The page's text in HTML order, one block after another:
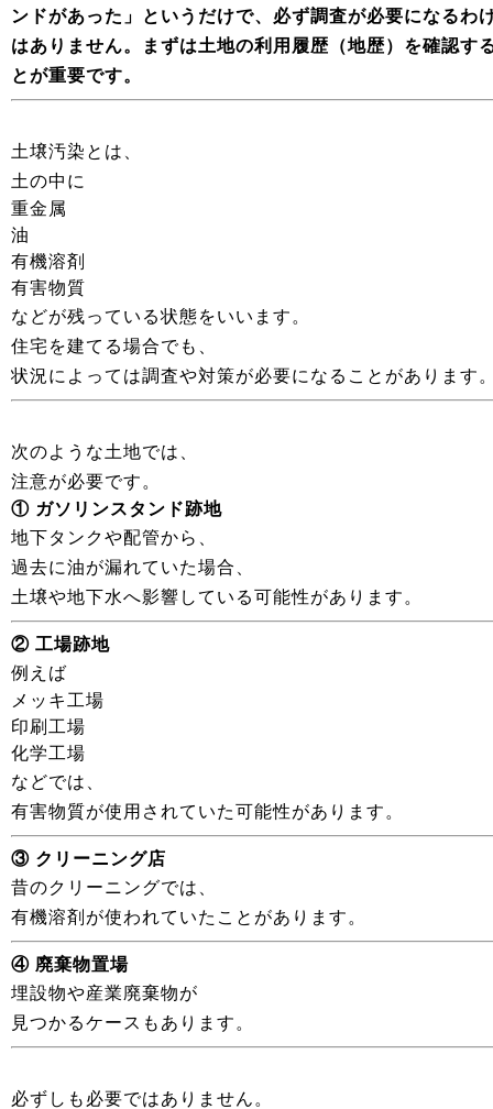
ンドがあった」というだけで、必ず調査が必要になるわ
はありません。まずは土地の利用履歴（地歴）を確認す
とが重要です。
土壌汚染とは、
土の中に
重金属
油
有機溶剤
有害物質
などが残っている状態をいいます。
住宅を建てる場合でも、
状況によっては調査や対策が必要になることがあります
次のような土地では、
注意が必要です。
① ガソリンスタンド跡地
地下タンクや配管から、
過去に油が漏れていた場合、
土壌や地下水へ影響している可能性があります。
② 工場跡地
例えば
メッキ工場
印刷工場
化学工場
などでは、
有害物質が使用されていた可能性があります。
③ クリーニング店
昔のクリーニングでは、
有機溶剤が使われていたことがあります。
④ 廃棄物置場
埋設物や産業廃棄物が
見つかるケースもあります。
必ずしも必要ではありません。